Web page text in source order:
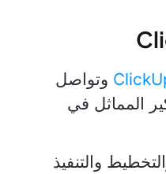
وتواصل
المماثل في
والتنفيذ